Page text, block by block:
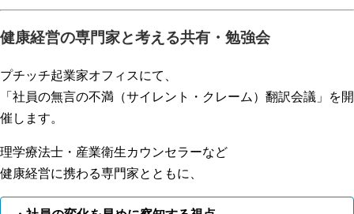
健康経営の専門家と考える共有・勉強会
プチッチ起業家オフィスにて、
「社員の無言の不満（サイレント・クレーム）翻訳会議」を開
催します。
理学療法士・産業衛生カウンセラーなど
健康経営に携わる専門家とともに、